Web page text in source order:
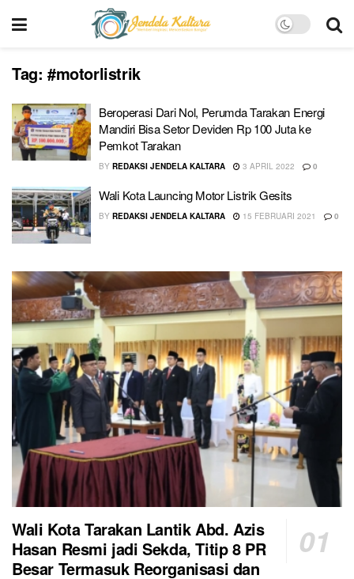
Tag: #motorlistrik
Beroperasi Dari Nol, Perumda Tarakan Energi
Mandiri Bisa Setor Deviden Rp 100 Juta ke
Pemkot Tarakan
BY REDAKSI JENDELA KALTARA 3 APRIL 2022 0
Wali Kota Launcing Motor Listrik Gesits
BY REDAKSI JENDELA KALTARA 15 FEBRUARI 2021 0
Wali Kota Tarakan Lantik Abd. Azis
Hasan Resmi jadi Sekda, Titip 8 PR
Besar Termasuk Reorganisasi dan